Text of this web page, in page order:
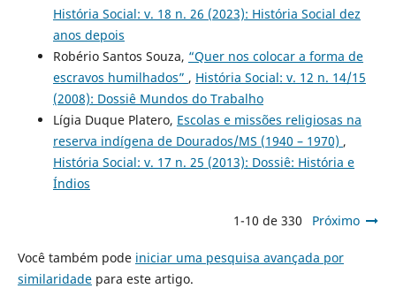
História Social: v. 18 n. 26 (2023): História Social dez
anos depois
Robério Santos Souza, “Quer nos colocar a forma de
escravos humilhados” , História Social: v. 12 n. 14/15
(2008): Dossiê Mundos do Trabalho
Lígia Duque Platero, Escolas e missões religiosas na
reserva indígena de Dourados/MS (1940 – 1970) ,
História Social: v. 17 n. 25 (2013): Dossiê: História e
Índios
1-10 de 330 Próximo
Você também pode iniciar uma pesquisa avançada por
similaridadepara este artigo.